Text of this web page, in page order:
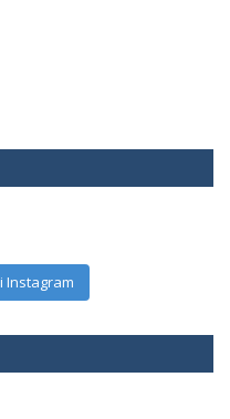
Instagram